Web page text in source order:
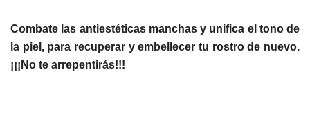
Combate las antiestéticas manchas y unifica el tono de
la piel, para recuperar y embellecer tu rostro de nuevo.
¡¡¡No te arrepentirás!!!